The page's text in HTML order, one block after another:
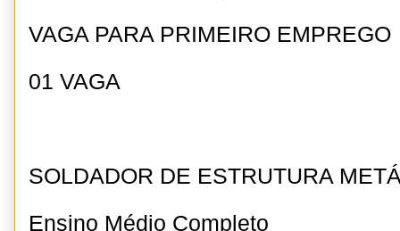
VAGA PARA PRIMEIRO EMPREGO
01 VAGA
SOLDADOR DE ESTRUTURA
Ensino Médio Completo